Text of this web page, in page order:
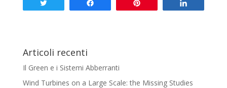
Articoli recenti
Il Green e i Sistemi Abberranti
Wind Turbines on a Large Scale: the Missing Studies